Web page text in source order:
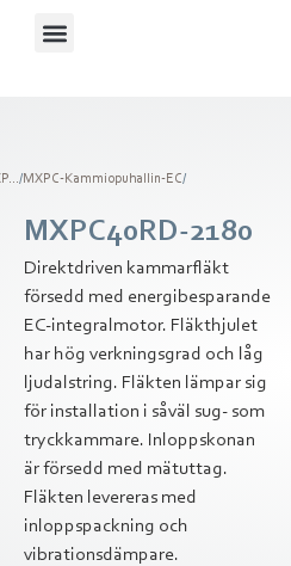
/MXPC-Kammiopuhallin-EC/
MXPC40RD-2180
Direktdriven kammarfläkt
försedd med energibesparande
EC-integralmotor. Fläkthjulet
har hög verkningsgrad och låg
ljudalstring. Fläkten lämpar sig
för installation i såväl sug- som
tryckkammare. Inloppskonan
är försedd med mätuttag.
Fläkten levereras med
inloppspackning och
vibrationsdämpare.